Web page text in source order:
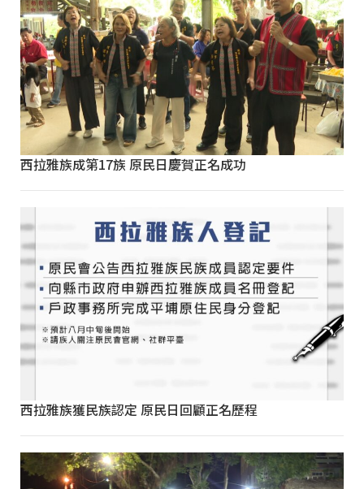
西拉雅族成第17族 原民日慶賀正名成功
西拉雅族獲民族認定 原民日回顧正名歷程